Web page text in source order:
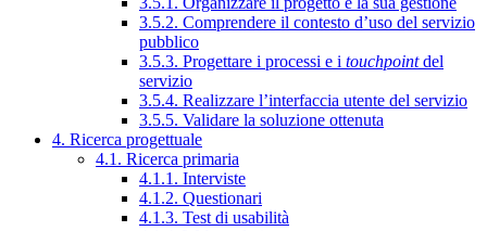
3.5.2. Comprendere il contesto d’uso del servizio
pubblico
3.5.3. Progettare i processi e i touchpointdel
servizio
3.5.4. Realizzare l’interfaccia utente del servizio
3.5.5. Validare la soluzione ottenuta
4. Ricerca progettuale
4.1. Ricerca primaria
4.1.1. Interviste
4.1.2. Questionari
4.1.3. Test di usabilità